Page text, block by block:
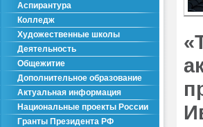
Аспирантура
Колледж
Художественные школы
Деятельность
Общежитие
Дополнительное образование
Актуальная информация
Национальные проекты России
Гранты Президента РФ